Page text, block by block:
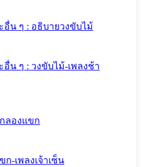
น ๆ : อธิบายวงขับไม้
น ๆ : วงขับไม้-เพลงช้า
ลองแขก
-เพลงเจ้าเซ็น